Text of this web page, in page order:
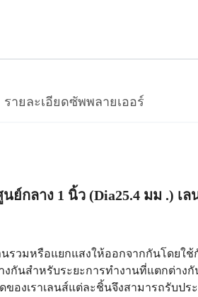
รายละเอียดซัพพลายเออร์
ย์กลาง 1 นิ้ว (Dia25.4 มม .) เ
รวมหรือแยกแสงให้ออกจากกันโดยใ
กันสำหรับระยะการทำงานที่แตกต่าง
ของเราเลนส์แต่ละชิ้นจึงสามารถรับ